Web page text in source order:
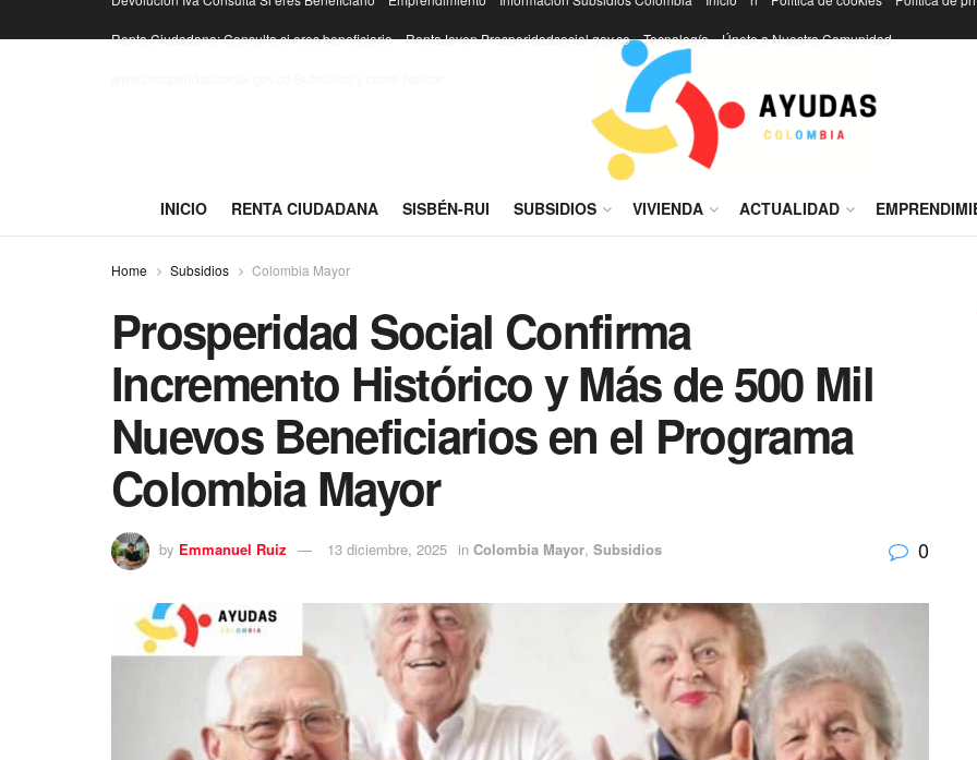
Renta Ciudadana: Consulta si eres beneficiario RentaJoven.Prosperidadsocial.gov.co Tecnología Únete a Nuestra Comunidad
INICIO RENTA CIUDADANA SISBÉN-RUI SUBSIDIOS VIVIENDA ACTUALIDAD
Home Subsidios Colombia Mayor
Prosperidad Social Confirma
Incremento Histórico y Más de 500 Mil
Nuevos Beneficiarios en el Programa
Colombia Mayor
by Emmanuel Ruiz 13 diciembre, 2025 in Colombia Mayor, Subsidios 0